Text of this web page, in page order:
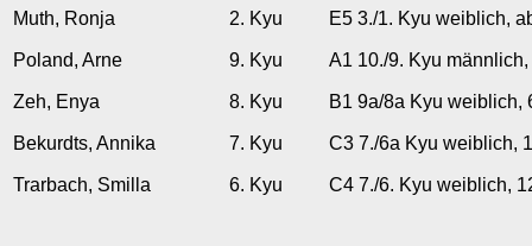
Muth, Ronja 2. Kyu E5 3./1. Kyu weiblich,
Poland, Arne 9. Kyu A1 10./9. Kyu
Zeh, Enya 8. Kyu B1 9a/8a Kyu weiblich,
Bekurdts, Annika 7. Kyu C3 7./6a Kyu weiblich,
Trarbach, Smilla 6. Kyu C4 7./6. Kyu weiblich,